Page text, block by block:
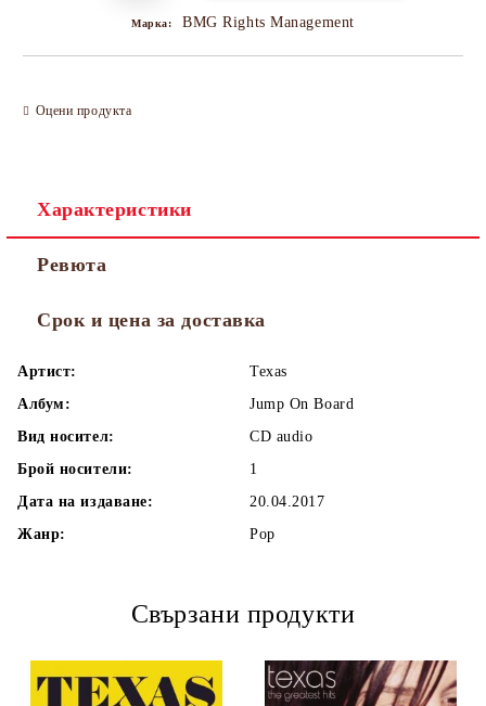
Марка: BMG Rights Management
Оцени продукта
Характеристики
Ревюта
Срок и цена за доставка
Артист:
Texas
Албум:
Jump On Board
Вид носител:
CD audio
Брой носители:
1
Дата на издаване:
20.04.2017
Жанр:
Pop
Свързани продукти